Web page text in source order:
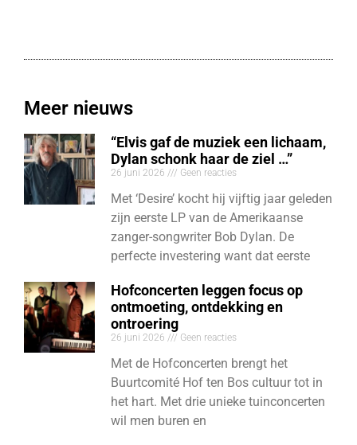
Meer nieuws
“Elvis gaf de muziek een lichaam,
Dylan schonk haar de ziel …”
26 juni 2026 Geen reacties
Met ‘Desire’ kocht hij vijftig jaar geleden
zijn eerste LP van de Amerikaanse
zanger-songwriter Bob Dylan. De
perfecte investering want dat eerste
Hofconcerten leggen focus op
ontmoeting, ontdekking en
ontroering
26 juni 2026 Geen reacties
Met de Hofconcerten brengt het
Buurtcomité Hof ten Bos cultuur tot in
het hart. Met drie unieke tuinconcerten
wil men buren en